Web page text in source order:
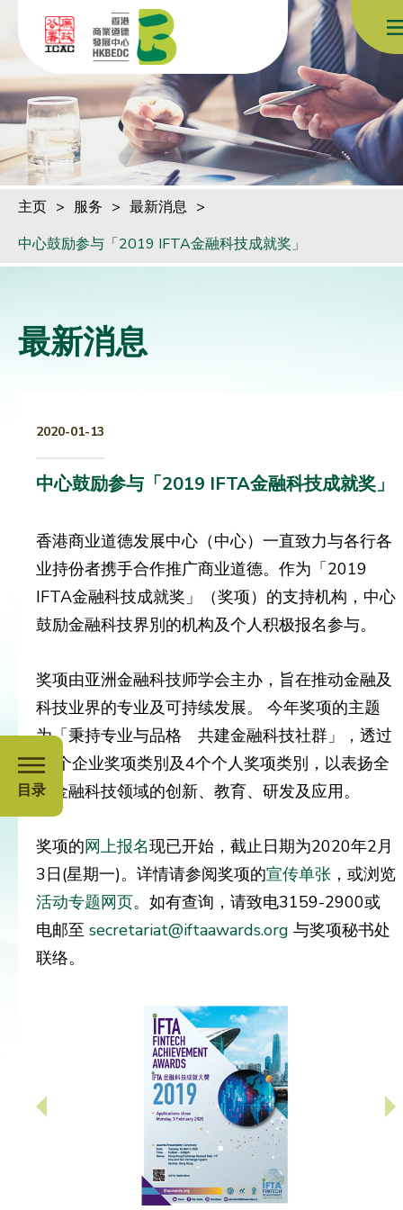
跳到内容（按回车键）
主页 > 服务 > 最新消息 >
中心鼓励参与「2019 IFTA金融科技成就奖」
目录
最新消息
2020-01-13
中心鼓励参与「2019 IFTA金融科技成就奖」
香港商业道德发展中心（中心）一直致力与各行各
业持份者携手合作推广商业道德。作为「2019
IFTA金融科技成就奖」（奖项）的支持机构，中心
鼓励金融科技界別的机构及个人积极报名参与。
奖项由亚洲金融科技师学会主办，旨在推动金融及
科技业界的专业及可持续发展。 今年奖项的主题
为「秉持专业与品格 共建金融科技社群」，透过
26个企业奖项类別及4个个人奖项类別，以表扬全
球金融科技领域的创新、教育、研发及应用。
奖项的网上报名现已开始，截止日期为2020年2月
3日(星期一)。详情请参阅奖项的宣传单张 ，或浏览
活动专题网页。如有查询，请致电3159-2900或
电邮至 secretariat@iftaawards.org 与奖项秘书处
联络。